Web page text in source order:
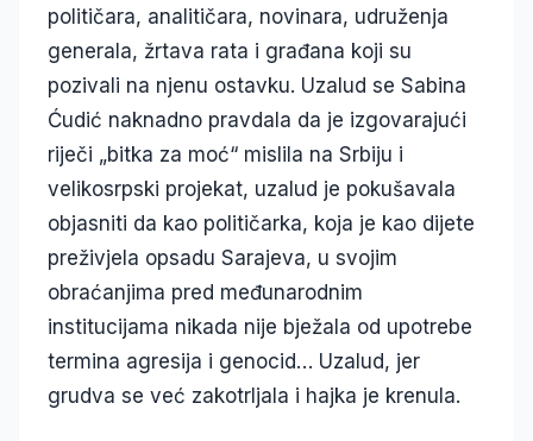
političara, analitičara, novinara, udruženja
generala, žrtava rata i građana koji su
pozivali na njenu ostavku. Uzalud se Sabina
Ćudić naknadno pravdala da je izgovarajući
riječi „bitka za moć“ mislila na Srbiju i
velikosrpski projekat, uzalud je pokušavala
objasniti da kao političarka, koja je kao dijete
preživjela opsadu Sarajeva, u svojim
obraćanjima pred međunarodnim
institucijama nikada nije bježala od upotrebe
termina agresija i genocid… Uzalud, jer
grudva se već zakotrljala i hajka je krenula.